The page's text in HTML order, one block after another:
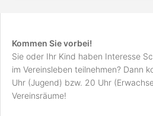
Kommen Sie vorbei!
Sie oder Ihr Kind haben Interesse
im Vereinsleben teilnehmen? Dann
Uhr (Jugend) bzw. 20 Uhr
Vereinsräume!